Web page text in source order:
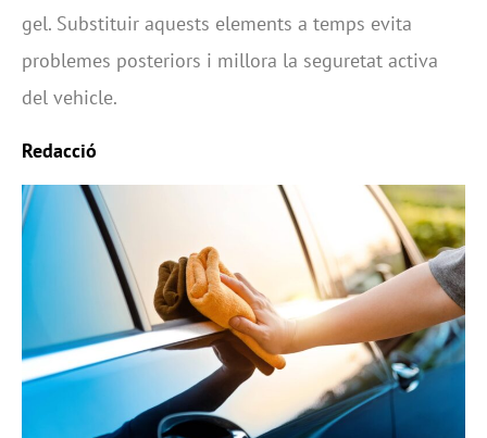
gel. Substituir aquests elements a temps evita
problemes posteriors i millora la seguretat activa
del vehicle.
Redacció